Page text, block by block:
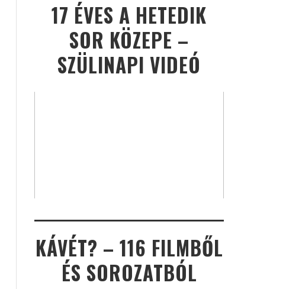
17 ÉVES A HETEDIK
SOR KÖZEPE –
SZÜLINAPI VIDEÓ
KÁVÉT? – 116 FILMBŐL
ÉS SOROZATBÓL